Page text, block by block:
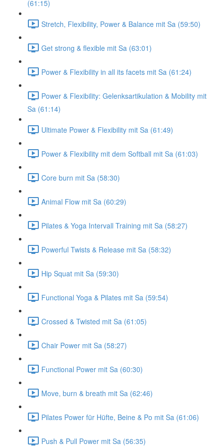
(61:15)
Stretch, Flexibility, Power & Balance mit Sa (59:50)
Get strong & flexible mit Sa (63:01)
Power & Flexibility in all its facets mit Sa (61:24)
Power & Flexibility: Gelenksartikulation & Mobility mit
Sa (61:14)
Ultimate Power & Flexibility mit Sa (61:49)
Power & Flexibility mit dem Softball mit Sa (61:03)
Core burn mit Sa (58:30)
Animal Flow mit Sa (60:29)
Pilates & Yoga Intervall Training mit Sa (58:27)
Powerful Twists & Release mit Sa (58:32)
Hip Squat mit Sa (59:30)
Functional Yoga & Pilates mit Sa (59:54)
Crossed & Twisted mit Sa (61:05)
Chair Power mit Sa (58:27)
Functional Power mit Sa (60:30)
Move, burn & breath mit Sa (62:46)
Pilates Power für Hüfte, Beine & Po mit Sa (61:06)
Push & Pull Power mit Sa (56:35)